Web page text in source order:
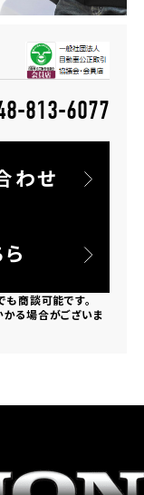
813-6077
わせ
も商談可能です。
る場合がございま